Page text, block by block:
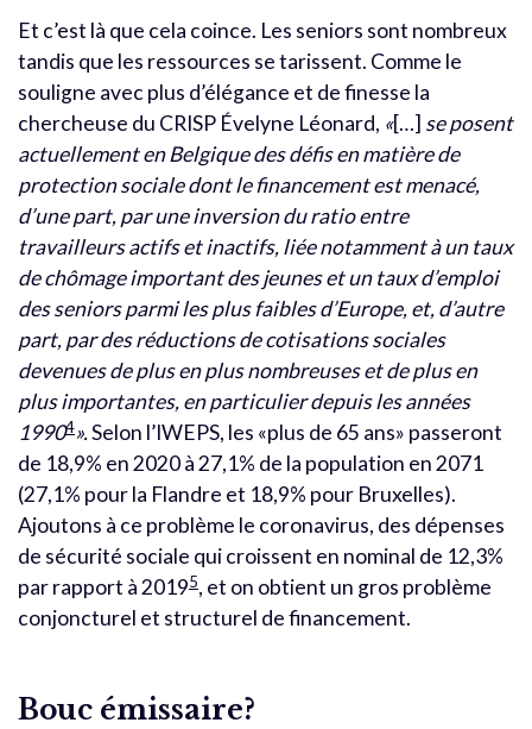
Et c’est là que cela coince. Les seniors sont nombreux
tandis que les ressources se tarissent. Comme le
souligne avec plus d’élégance et de finesse la
chercheuse du CRISP Évelyne Léonard, «[…] se posent
actuellement en Belgique des défis en matière de
protection sociale dont le financement est menacé,
d’une part, par une inversion du ratio entre
travailleurs actifs et inactifs, liée notamment à un taux
de chômage important des jeunes et un taux d’emploi
des seniors parmi les plus faibles d’Europe, et, d’autre
part, par des réductions de cotisations sociales
devenues de plus en plus nombreuses et de plus en
plus importantes, en particulier depuis les années
19904».Selon l’IWEPS, les «plus de 65 ans» passeront
de 18,9% en 2020 à 27,1% de la population en 2071
(27,1% pour la Flandre et 18,9% pour Bruxelles).
Ajoutons à ce problème le coronavirus, des dépenses
de sécurité sociale qui croissent en nominal de 12,3%
par rapport à 20195, et on obtient un gros problème
conjoncturel et structurel de financement.
Bouc émissaire?